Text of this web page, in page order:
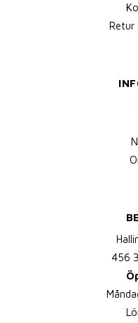
Retur
456